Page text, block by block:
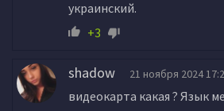
украинский.
+3
shadow 21 ноября 2024
видеокарта какая ? Язык